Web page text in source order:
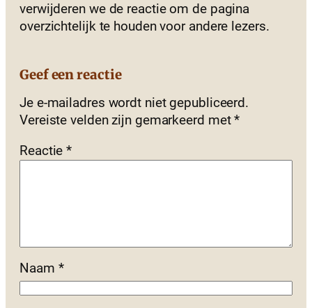
verwijderen we de reactie om de pagina
overzichtelijk te houden voor andere lezers.
Geef een reactie
Je e-mailadres wordt niet gepubliceerd.
Vereiste velden zijn gemarkeerd met*
Reactie*
Naam *